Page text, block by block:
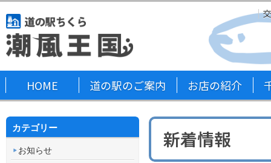
HOME 道の駅のご案内 お店の紹介
新着情報
カテゴリー
お知らせ